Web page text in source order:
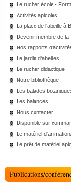
Le rucher école -
Activités apicoles
La place de l'abeille à
Devenir membre de la
Nos rapports
Le jardin d'abeilles
Le rucher didactique
Notre bibliothèque
Les balades
Les balances
Nous contacter
Disponible sur
Le matériel
Le prêt de matériel
Publications/